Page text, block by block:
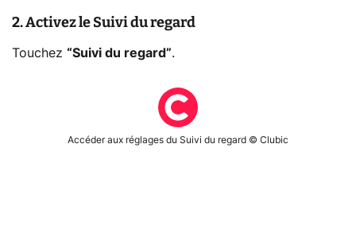
2. Activez le Suivi du regard
Touchez “Suivi du regard”.
Accéder aux réglages du Suivi du regard © Clubic